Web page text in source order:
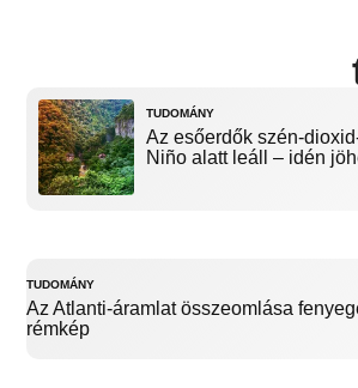
TUDOMÁNY
Az esőerdők szén-
Niño alatt leáll – idén
TUDOMÁNY
Az Atlanti-áramlat összeomlása
rémkép